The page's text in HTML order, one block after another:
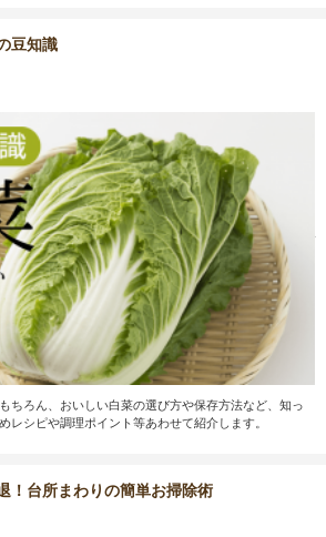
豆知識
ちろん、おいしい白菜の選び方や保存方法など、知っ
レシピや調理ポイント等あわせて紹介します。
！台所まわりの簡単お掃除術